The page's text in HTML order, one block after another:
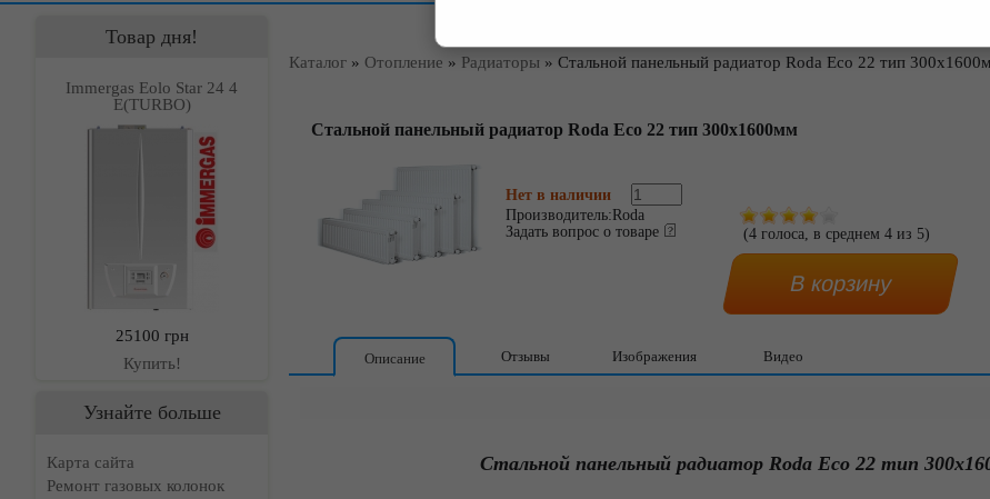
Товар дня!
Immergas Eolo Star 24 4
Е(TURBO)
25100 грн
Купить!
Узнайте больше
Карта сайта
Ремонт газовых колонок
Каталог » Отопление » Радиаторы » Cтальной панельный радиатор Roda Eco 22 тип
Cтальной панельный радиатор Roda Eco 22 тип 300х1600мм
Нет в наличии
Производитель:Roda
Задать вопрос о товаре
(4 голоса, в среднем 4 из 5)
Описание Отзывы Изображения Видео
Cтальной панельный радиатор Roda Eco 22 тип